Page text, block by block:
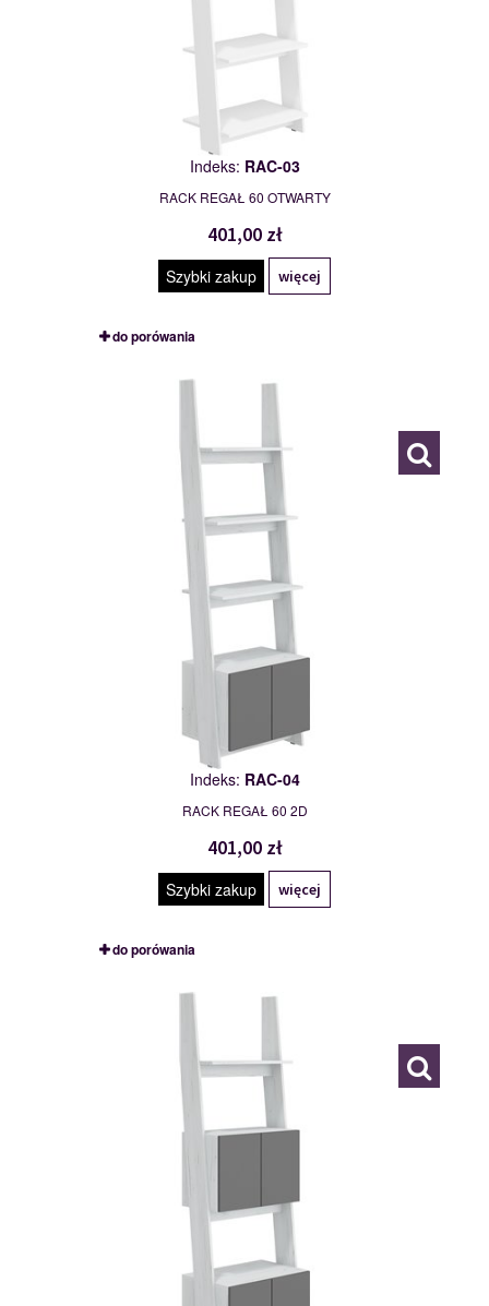
Indeks: RAC-03
RACK REGAŁ 60 OTWARTY
401,00 zł
Szybki zakup więcej
do porówania
Indeks: RAC-04
RACK REGAŁ 60 2D
401,00 zł
Szybki zakup więcej
do porówania